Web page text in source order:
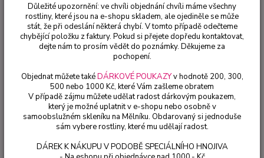
Fuchsie British Jubile Fuchsie ( Fuchsie) - 1 ks
British Jubile Fuchsie ( Fuchsie) -
Důležité upozornění: ve chvíli objednání chvíli máme všechny
rostliny, které jsou na e-shopu skladem, ale ojediněle se může
stát, že při odeslání některá chybí. V tomto případě odečteme
chybějící položku z faktury. Pokud si přejete dopředu kontaktovat,
dejte nám to prosím vědět do poznámky. Děkujeme za
pochopení.
Objednat můžete takéDÁRKOVÉ POUKAZYv hodnotě 200, 300,
500 nebo 1000 Kč, které Vám zašleme obratem
V případě zájmu můžete udělat radost dárkovým poukazem,
který je možné uplatnit v e-shopu nebo osobně v
samoobslužném skleníku na Mělníku. Obdarovaný si jednoduše
sám vybere rostliny, které mu udělají radost.
DÁREK K NÁKUPU V PODOBĚ SPECIÁLNÍHO HNOJIVA